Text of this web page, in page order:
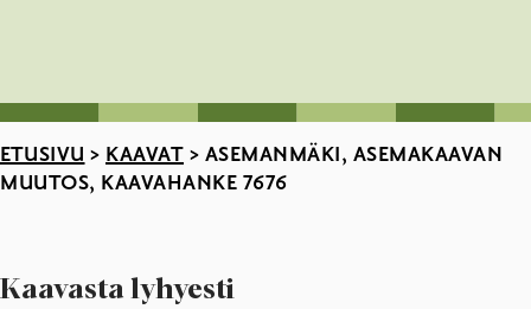
ETUSIVU > KAAVAT > ASEMANMÄKI, ASEMAKAAVAN
MUUTOS, KAAVAHANKE 7676
Kaavasta lyhyesti